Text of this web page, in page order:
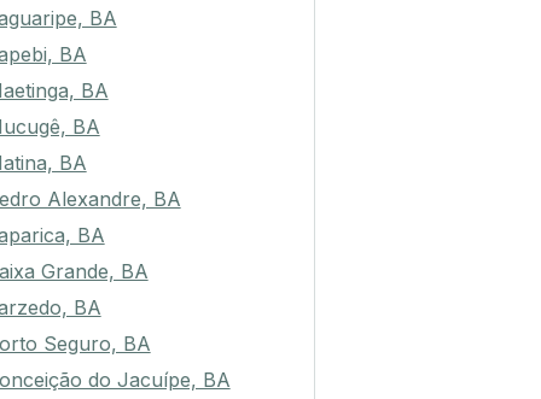
BA
BA
BA
BA
BA
Alexandre, BA
BA
Grande, BA
BA
Seguro, BA
do Jacuípe, BA